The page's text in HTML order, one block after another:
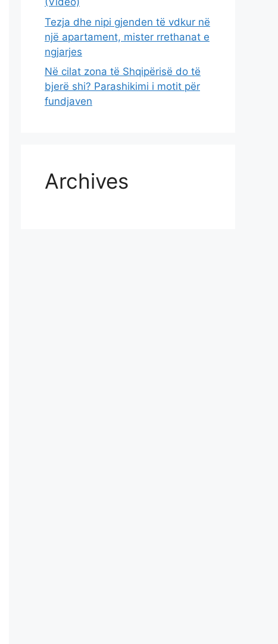
Tezja dhe nipi gjenden të vdkur në
një apartament, mister rrethanat e
ngjarjes
Në cilat zona të Shqipërisë do të
bjerë shi? Parashikimi i motit për
fundjaven
Archives